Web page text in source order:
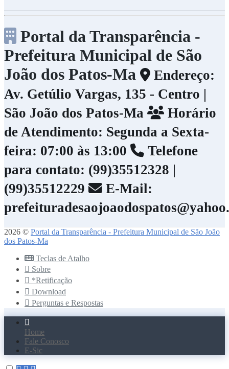
Portal da Transparência -
Prefeitura Municipal de São
João dos Patos-Ma
Endereço:
Av. Getúlio Vargas, 135 - Centro |
São João dos Patos-Ma
Horário
de Atendimento: Segunda a Sexta-
feira: 07:00 às 13:00
Telefone
para contato: (99)35512328 |
(99)35512229
E-Mail:
2026 © Portal da Transparência - Prefeitura Municipal de São João
dos Patos-Ma
Teclas de Atalho
Sobre
*Retificação
Download
Perguntas e Respostas
Home
Fale Conosco
E-Sic